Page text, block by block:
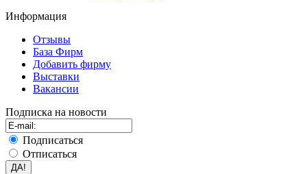
Информация
Отзывы
База Фирм
Добавить фирму
Выставки
Вакансии
Подписка на новости
Подписаться
Отписаться